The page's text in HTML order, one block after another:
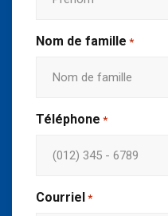
Nom de famille *
Téléphone *
Courriel *